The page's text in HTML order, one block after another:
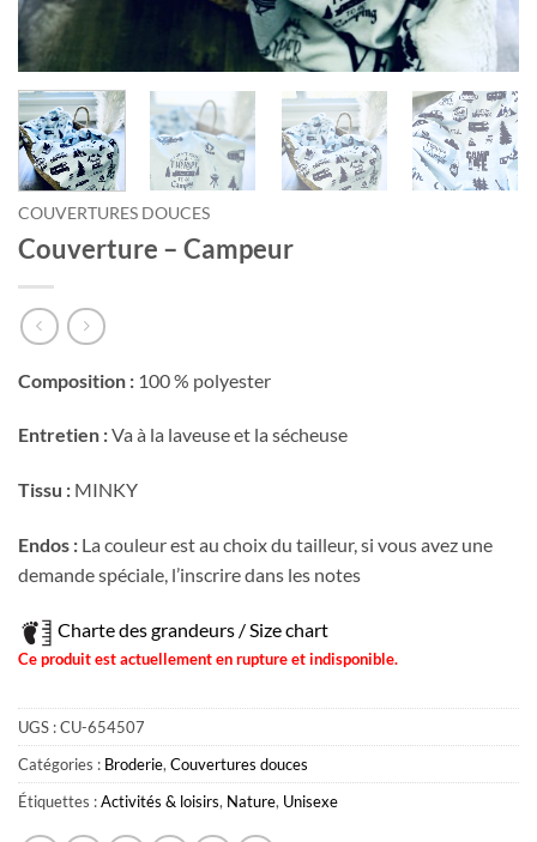
COUVERTURES DOUCES
Couverture – Campeur
Composition : 100 % polyester
Entretien :Va à la laveuse et la sécheuse
Tissu : MINKY
Endos : La couleur est au choix du tailleur, si vous avez une
demande spéciale, l’inscrire dans les notes
Charte des grandeurs / Size chart
Ce produit est actuellement en rupture et indisponible.
UGS :CU-654507
Catégories : Broderie,Couvertures douces
Étiquettes :Activités & loisirs, Nature, Unisexe